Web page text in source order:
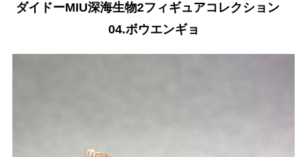
ダイドーMIU深海生物2フィギュアコレクション
04.ボウエンギョ